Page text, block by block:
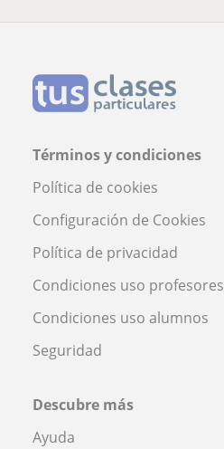
Términos y condiciones
Política de cookies
Configuración de Cookies
Política de privacidad
Condiciones uso profesores
Condiciones uso alumnos
Seguridad
Descubre más
Ayuda